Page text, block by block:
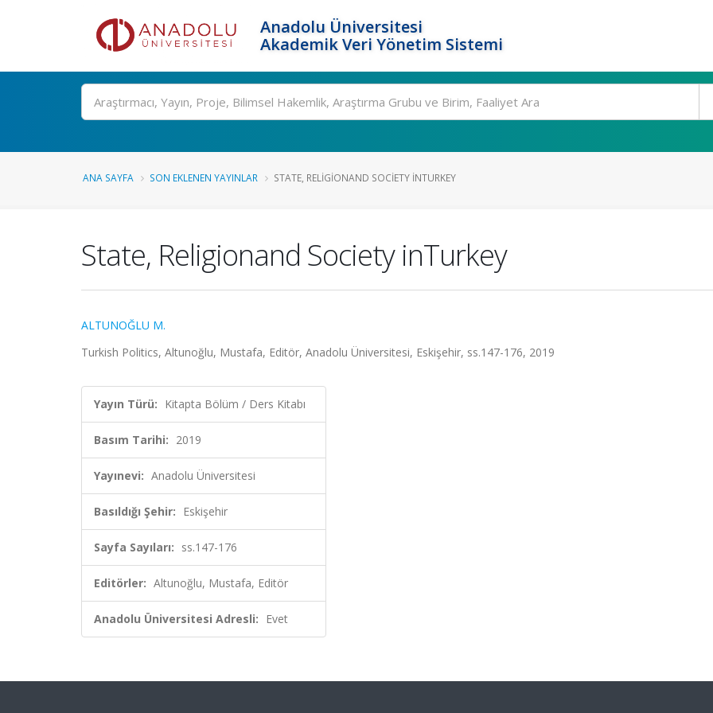
Anadolu Üniversitesi
Akademik Veri Yönetim Sistemi
Ara
ANA SAYFA SON EKLENEN YAYINLAR STATE, RELIGIONAND SOCIETY INTURKEY
State, Religionand Society inTurkey
ALTUNOĞLU M.
Turkish Politics, Altunoğlu, Mustafa, Editör, Anadolu Üniversitesi, Eskişehir, ss.147-176, 2019
Yayın Türü: Kitapta Bölüm / Ders Kitabı
Basım Tarihi: 2019
Yayınevi: Anadolu Üniversitesi
Basıldığı Şehir: Eskişehir
Sayfa Sayıları: ss.147-176
Editörler: Altunoğlu, Mustafa, Editör
Anadolu Üniversitesi Adresli: Evet